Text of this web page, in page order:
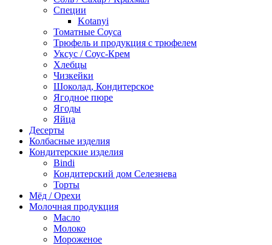
Специи
Kotanyi
Томатные Соуса
Трюфель и продукция с трюфелем
Уксус / Соус-Крем
Хлебцы
Чизкейки
Шоколад, Кондитерское
Ягодное пюре
Ягоды
Яйца
Десерты
Колбасные изделия
Кондитерские изделия
Bindi
Кондитерский дом Селезнева
Торты
Мёд / Орехи
Молочная продукция
Масло
Молоко
Мороженое